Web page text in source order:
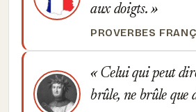
aux doigts.
PROVERBES
Celui qui peut
brûle, ne brûle que